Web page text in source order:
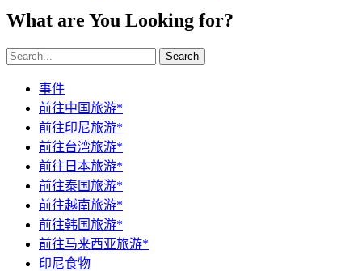
What are You Looking for?
Search
事件
前往中国旅游*
前往印尼旅游*
前往台湾旅游*
前往日本旅游*
前往泰国旅游*
前往越南旅游*
前往韩国旅游*
前往马来西亚旅游*
印尼食物